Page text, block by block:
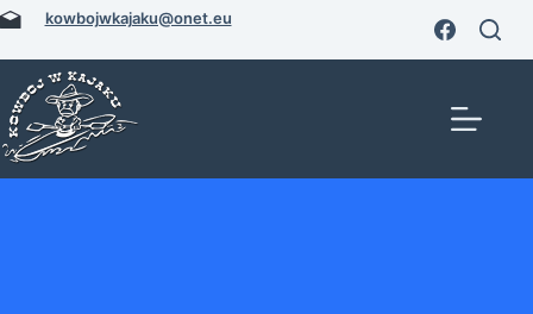
Przejdź
treści
kowbojwkajaku@onet.eu